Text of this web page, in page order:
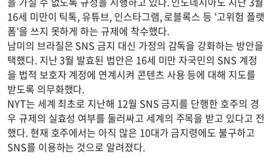
16세 미만이 틱톡, 유튜브, 인스타그램, 로블록스 등 '고위험 플랫
폼'을 쓰지 못하게 하는 규제에 착수했다.
남미의 브라질은 SNS 금지 대신 가정의 감독을 강화하는 방안을
택했다. 지난 3월 발효된 법안은 16세 미만 자국민의 SNS 계정
을 법적 보호자 계정에 연계시켜 콘텐츠 사용 등에 대해 지도를
받도록 의무화했다.
NYT는 세계 최초로 지난해 12월 SNS 금지를 단행한 호주의 경
우 규제의 실효성 여부를 둘러싸고 세계의 주목을 받고 있다고 전
했다. 현재 호주에서는 아직 많은 10대가 금지령에도 불구하고
SNS를 이용하는 것으로 알려졌다.